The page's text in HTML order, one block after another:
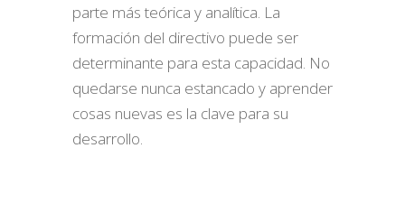
parte más teórica y analítica. La
formación del directivo puede ser
determinante para esta capacidad. No
quedarse nunca estancado y aprender
cosas nuevas es la clave para su
desarrollo.